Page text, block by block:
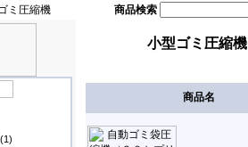
ミ圧縮機 商品検索
(1)
小型ゴミ圧縮機
商品名